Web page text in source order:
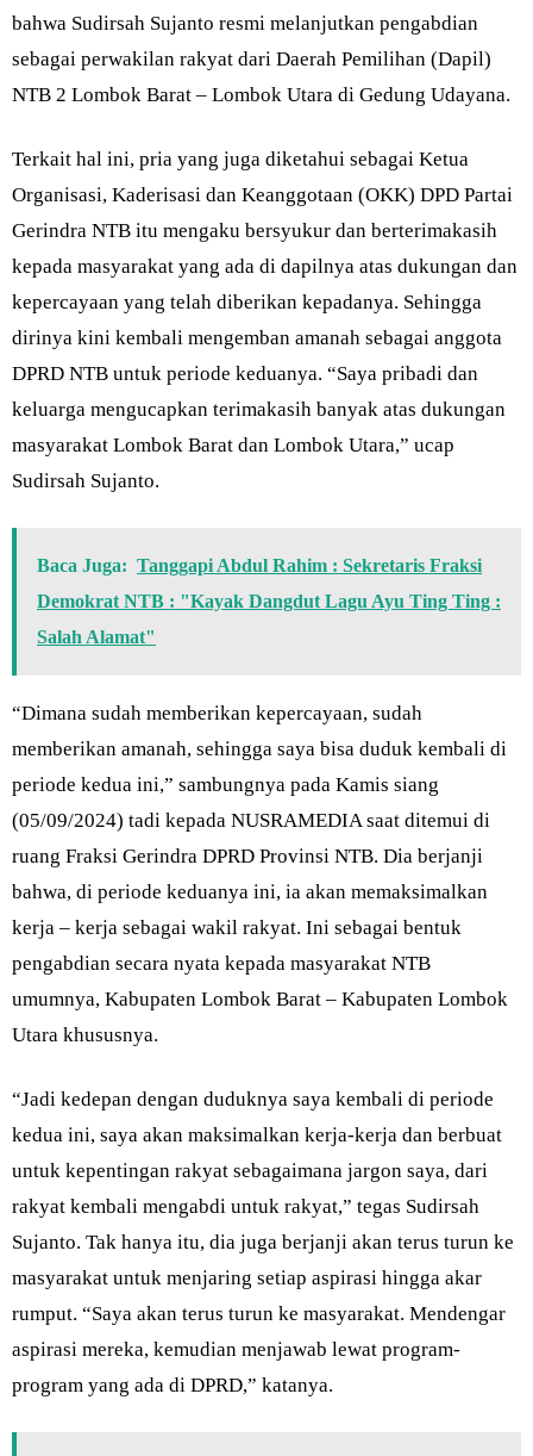
bahwa Sudirsah Sujanto resmi melanjutkan pengabdian
sebagai perwakilan rakyat dari Daerah Pemilihan (Dapil)
NTB 2 Lombok Barat – Lombok Utara di Gedung Udayana.
Terkait hal ini, pria yang juga diketahui sebagai Ketua
Organisasi, Kaderisasi dan Keanggotaan (OKK) DPD Partai
Gerindra NTB itu mengaku bersyukur dan berterimakasih
kepada masyarakat yang ada di dapilnya atas dukungan dan
kepercayaan yang telah diberikan kepadanya. Sehingga
dirinya kini kembali mengemban amanah sebagai anggota
DPRD NTB untuk periode keduanya. “Saya pribadi dan
keluarga mengucapkan terimakasih banyak atas dukungan
masyarakat Lombok Barat dan Lombok Utara,” ucap
Sudirsah Sujanto.
Baca Juga: Tanggapi Abdul Rahim : Sekretaris Fraksi
Demokrat NTB : "Kayak Dangdut Lagu Ayu Ting Ting :
Salah Alamat"
“Dimana sudah memberikan kepercayaan, sudah
memberikan amanah, sehingga saya bisa duduk kembali di
periode kedua ini,” sambungnya pada Kamis siang
(05/09/2024) tadi kepada NUSRAMEDIA saat ditemui di
ruang Fraksi Gerindra DPRD Provinsi NTB. Dia berjanji
bahwa, di periode keduanya ini, ia akan memaksimalkan
kerja – kerja sebagai wakil rakyat. Ini sebagai bentuk
pengabdian secara nyata kepada masyarakat NTB
umumnya, Kabupaten Lombok Barat – Kabupaten Lombok
Utara khususnya.
“Jadi kedepan dengan duduknya saya kembali di periode
kedua ini, saya akan maksimalkan kerja-kerja dan berbuat
untuk kepentingan rakyat sebagaimana jargon saya, dari
rakyat kembali mengabdi untuk rakyat,” tegas Sudirsah
Sujanto. Tak hanya itu, dia juga berjanji akan terus turun ke
masyarakat untuk menjaring setiap aspirasi hingga akar
rumput. “Saya akan terus turun ke masyarakat. Mendengar
aspirasi mereka, kemudian menjawab lewat program-
program yang ada di DPRD,” katanya.